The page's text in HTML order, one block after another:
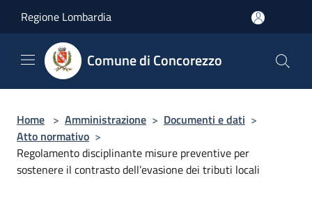
Regione Lombardia
Comune di Concorezzo
Home > Amministrazione > Documenti e dati >
Atto normativo >
Regolamento disciplinante misure preventive per
sostenere il contrasto dell’evasione dei tributi locali